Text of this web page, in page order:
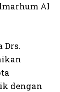
Al
Drs.
dengan